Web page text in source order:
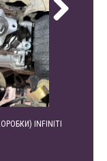
INFINITI